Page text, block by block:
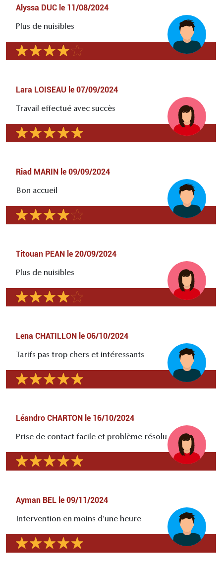
Alyssa DUC le 11/08/2024
Plus de nuisibles
Lara LOISEAU le 07/09/2024
Travail effectué avec succès
Riad MARIN le 09/09/2024
Bon accueil
Titouan PEAN le 20/09/2024
Plus de nuisibles
Lena CHATILLON le 06/10/2024
Tarifs pas trop chers et intéressants
Léandro CHARTON le 16/10/2024
Prise de contact facile et problème résolu
Ayman BEL le 09/11/2024
Intervention en moins d'une heure